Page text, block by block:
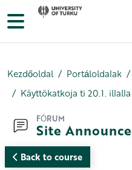
Tovább a fő tartalomhoz
Oldalpanel
Kezdőoldal Portáloldalak
FÓRUM
Site
Back to course